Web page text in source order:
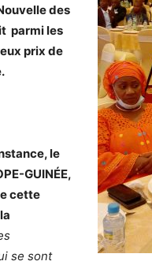
des
parmi les
prix de
le
GUINÉE,
cette
se sont